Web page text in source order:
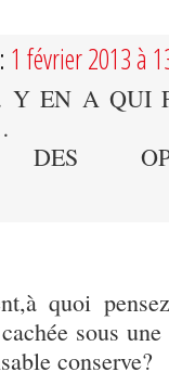
1 février 2013 à
Y EN A QUI
DES
quoi
sous
conserve?